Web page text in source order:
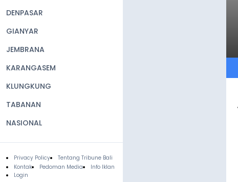
DENPASAR
GIANYAR
JEMBRANA
KARANGASEM
KLUNGKUNG
TABANAN
NASIONAL
Footer
Privacy Policy
Tentang Tribune Bali
Kontak
Pedoman Media
Info Iklan
Login